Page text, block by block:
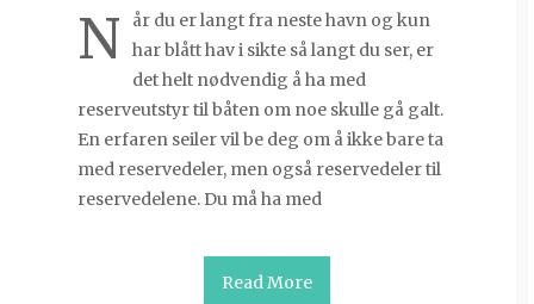
N
år du er langt fra neste havn og kun
har blått hav i sikte så langt du ser, er
det helt nødvendig å ha med
reserveutstyr til båten om noe skulle gå galt.
En erfaren seiler vil be deg om å ikke bare ta
med reservedeler, men også reservedeler til
reservedelene. Du må ha med
Read More